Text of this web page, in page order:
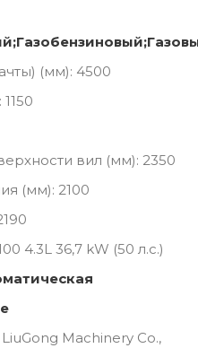
(мм): 4500
вил (мм): 2350
(мм): 2100
4.3L 36,7 kW (50 л.с.)
Machinery Co.,